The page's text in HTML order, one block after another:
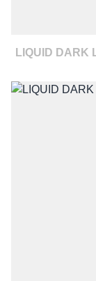
LIQUID DARK